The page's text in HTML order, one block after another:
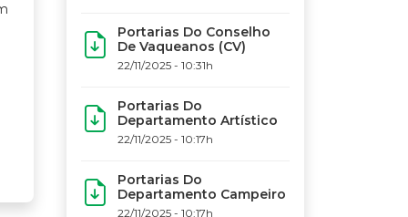
Portarias Do Conselho
De Vaqueanos (CV)
22/11/2025 - 10:31h
Portarias Do
Departamento Artístico
22/11/2025 - 10:17h
Portarias Do
Departamento Campeiro
22/11/2025 - 10:17h